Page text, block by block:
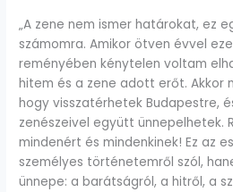
„A zene nem ismer határokat, ez
számomra. Amikor ötven évvel
reményében kénytelen voltam
hitem és a zene adott erőt. Akkor
hogy visszatérhetek Budapestre,
zenészeivel együtt ünnepelhetek.
mindenért és mindenkinek! Ez az
személyes történetemről szól,
ünnepe: a barátságról, a hitről, a